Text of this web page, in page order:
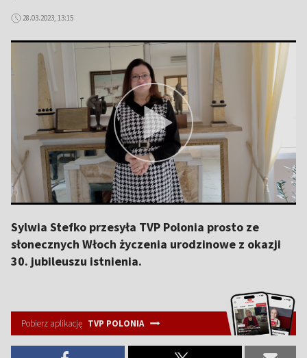
28.03.2023, 13:15
Sylwia Stefko przesyła TVP Polonia prosto ze
słonecznych Włoch życzenia urodzinowe z okazji
30. jubileuszu istnienia.
Pobierz aplikację TVP POLONIA